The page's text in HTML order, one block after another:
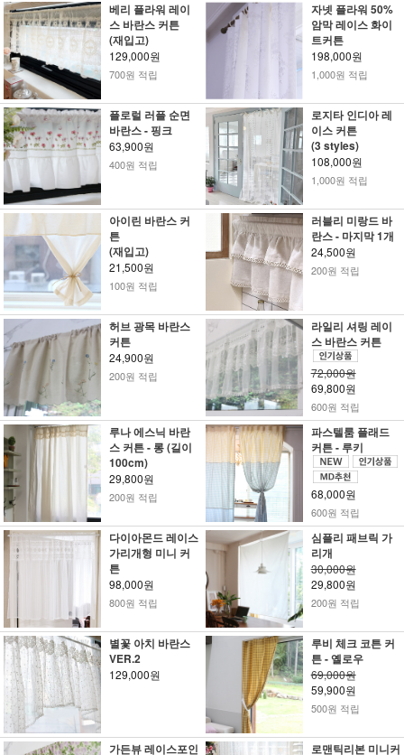
베리 플라워 레이
스 바란스 커튼
(재입고)
129,000원
700원 적립
자넷 플라워 50%
암막 레이스 화이
트커튼
198,000원
1,000원 적립
플로럴 러플 순면
바란스 - 핑크
63,900원
400원 적립
로지타 인디아 레
이스 커튼
(3 styles)
108,000원
1,000원 적립
아이린 바란스 커
튼
(재입고)
21,500원
100원 적립
러블리 미랑드 바
란스 - 마지막 1개
24,500원
200원 적립
허브 광목 바란스
커튼
24,900원
200원 적립
라일리 셔링 레이
스 바란스 커튼
72,000원
69,800원
600원 적립
루나 에스닉 바란
스 커튼 - 롱 (길이
100cm)
29,800원
200원 적립
파스텔룸 플래드
커튼 - 루키
68,000원
600원 적립
다이아몬드 레이스
가리개형 미니 커
튼
98,000원
800원 적립
심플리 패브릭 가
리개
30,000원
29,800원
200원 적립
별꽃 아치 바란스
VER.2
129,000원
루비 체크 코튼 커
튼 - 옐로우
69,000원
59,900원
500원 적립
가든뷰 레이스포인 로맨틱리본 미니커